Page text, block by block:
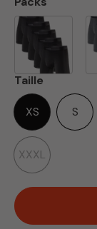
Taille
XS S
XXXL